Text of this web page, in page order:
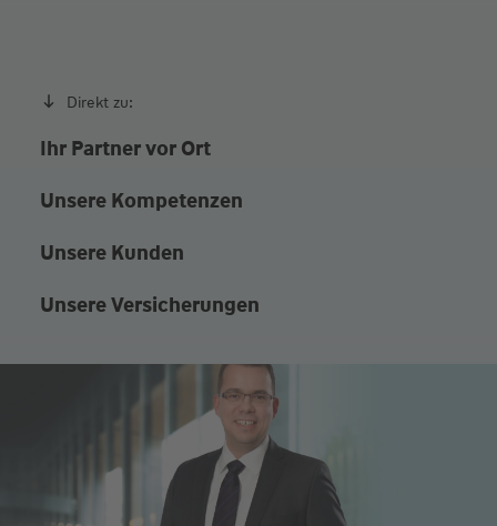
Direkt zu:
Ihr Partner vor Ort
Unsere Kompetenzen
Unsere Kunden
Unsere Versicherungen